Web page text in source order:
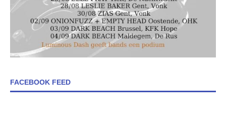
FACEBOOK FEED